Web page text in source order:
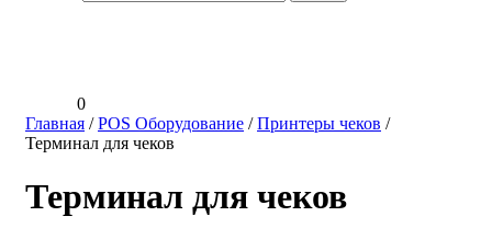
0
Главная /POS Оборудование /Принтеры чеков /
Терминал для чеков
Терминал для чеков